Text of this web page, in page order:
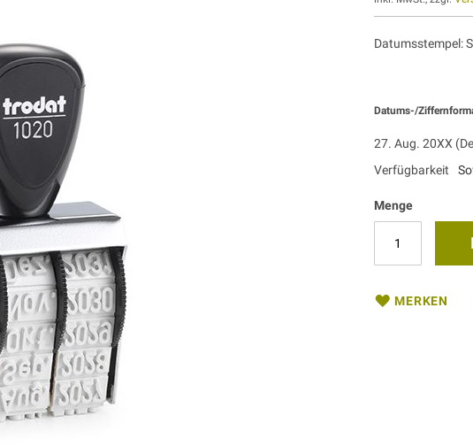
Datumsstempel:
Datums-/
27. Aug. 20XX
Verfügbarkeit
Menge
MERKEN